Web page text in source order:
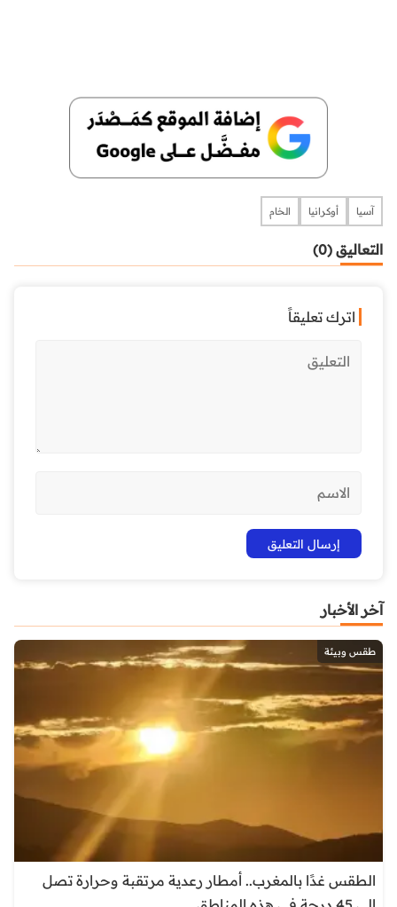
آسيا أوكرانيا الخام
التعاليق (0)
اترك تعليقاً
آخر الأخبار
طقس وبيئة
الطقس غدًا بالمغرب.. أمطار رعدية مرتقبة وحرارة تصل